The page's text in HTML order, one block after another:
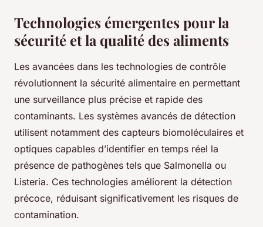
Technologies émergentes pour la
sécurité et la qualité des aliments
Les avancées dans les technologies de contrôle
révolutionnent la sécurité alimentaire en permettant
une surveillance plus précise et rapide des
contaminants. Les systèmes avancés de détection
utilisent notamment des capteurs biomoléculaires et
optiques capables d’identifier en temps réel la
présence de pathogènes tels que Salmonella ou
Listeria. Ces technologies améliorent la détection
précoce, réduisant significativement les risques de
contamination.